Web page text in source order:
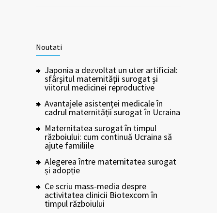
Noutati
Japonia a dezvoltat un uter artificial:
sfârșitul maternității surogat și
viitorul medicinei reproductive
Avantajele asistenței medicale în
cadrul maternității surogat în Ucraina
Maternitatea surogat în timpul
războiului: cum continuă Ucraina să
ajute familiile
Alegerea între maternitatea surogat
și adopție
Ce scriu mass-media despre
activitatea clinicii Biotexcom în
timpul războiului